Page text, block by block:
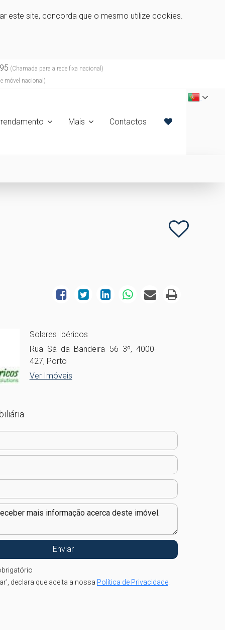
este site, concorda que o mesmo utilize cookies.
(Chamada para a rede fixa nacional)
móvel nacional)
Mais Contactos
Solares Ibéricos
Rua Sá da Bandeira 56 3º, 4000-
427, Porto
Ver Imóveis
declara que aceita a nossa Política de Privacidade